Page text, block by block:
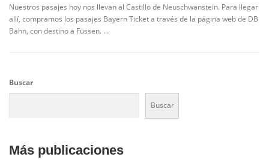
Nuestros pasajes hoy nos llevan al Castillo de Neuschwanstein. Para llegar
allí, compramos los pasajes Bayern Ticket a través de la página web de DB
Bahn, con destino a Füssen. …
Buscar
Buscar
Más publicaciones